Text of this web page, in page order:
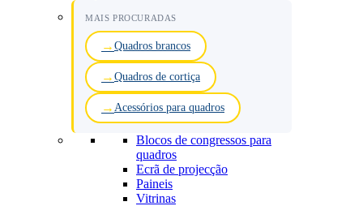
MAIS PROCURADAS
Quadros brancos
Quadros de cortiça
Acessórios para quadros
Blocos de congressos para
quadros
Ecrã de projecção
Paineis
Vitrinas